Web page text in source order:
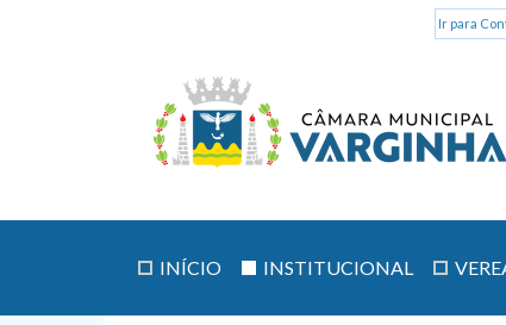
Ir para
INÍCIO INSTITUCIONAL